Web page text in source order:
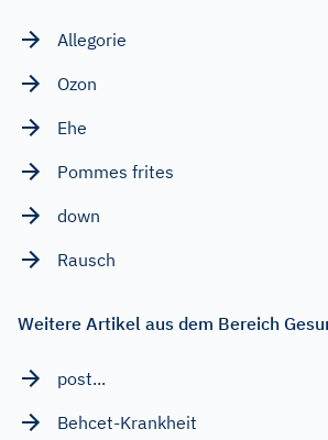
Allegorie
Ozon
Ehe
Pommes frites
down
Rausch
Weitere Artikel aus dem Bereich
post...
Behcet-Krankheit